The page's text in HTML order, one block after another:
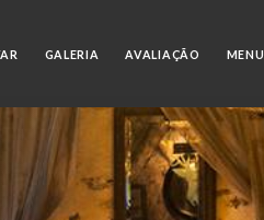
GALERIA AVALIAÇÃO MENU